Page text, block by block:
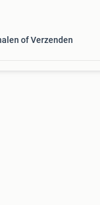
of Verzenden